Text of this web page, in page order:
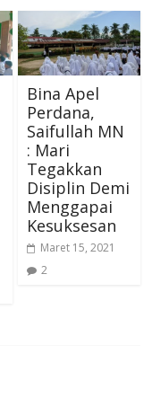
Bina Apel
Perdana,
Saifullah MN
: Mari
Tegakkan
Disiplin Demi
Menggapai
Kesuksesan
Maret 15, 2021
2